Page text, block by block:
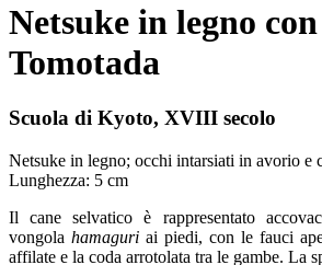
Netsuke in legno
Tomotada
Scuola di Kyoto, XVIII secolo
Netsuke in legno; occhi intarsiati in avorio e
Lunghezza: 5 cm
Il cane selvatico è rappresentato
vongola hamaguri ai piedi, con le fauci
affilate e la coda arrotolata tra le gambe. La